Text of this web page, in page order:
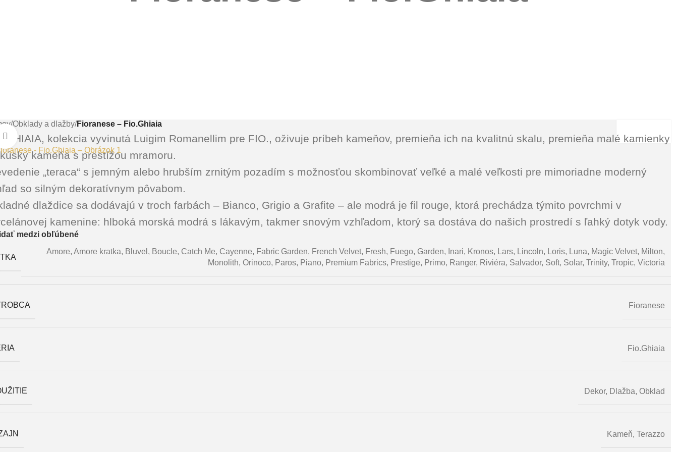
Kliknite sem ak chcete zväčšiť
/Obklady a dlažby/Fioranese – Fio.Ghiaia
kolekcia vyvinutá Luigim Romanellim pre FIO., oživuje príbeh kameňov, premieňa ich na kvalitnú skalu, premieňa malé kamienky
kameňa s prestížou mramoru.
„teraca“ s jemným alebo hrubším zrnitým pozadím s možnosťou skombinovať veľké a malé veľkosti pre mimoriadne moderný
so silným dekoratívnym pôvabom.
dlaždice sa dodávajú v troch farbách – Bianco, Grigio a Grafite – ale modrá je fil rouge, ktorá prechádza týmito povrchmi v
kamenine: hlboká morská modrá s lákavým, takmer snovým vzhľadom, ktorý sa dostáva do našich prostredí s ľahký dotyk vody.
medzi obľúbené
Amore, Amore kratka, Bluvel , Boucle, Catch Me, Cayenne, Fabric Garden, French Velvet, Fresh, Fuego, Garden, Inari, Kronos, Lars, Lincoln, Loris, Luna, Magic Velvet, Milton,
Monolith, Orinoco, Paros, Piano, Premium Fabrics, Prestige, Primo, Ranger, Riviéra, Salvador, Soft, Solar, Trinity, Tropic, Victoria
Fioranese
Fio.Ghiaia
Dekor, Dlažba, Obklad
Kameň, Terazzo